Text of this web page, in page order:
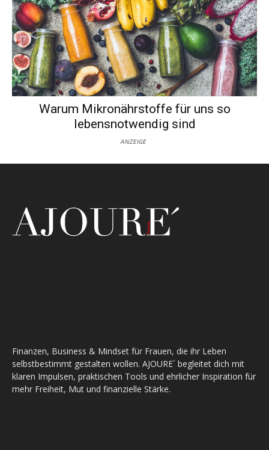
Warum Mikronährstoffe für uns so
lebensnotwendig sind
ANZEIGE
Finanzen, Business & Mindset für Frauen, die ihr Leben
selbstbestimmt gestalten wollen. AJOURE´ begleitet dich mit
klaren Impulsen, praktischen Tools und ehrlicher Inspiration für
mehr Freiheit, Mut und finanzielle Stärke.